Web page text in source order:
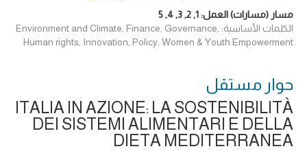
مسار (مسارات) العمل:1
,
2
,
3
,
4
,
5
الكلمات الأساسية: Environment and Climate, Finance, Governance,
Human rights, Innovation, Policy, Women & Youth Empowerment
حوار ‎مستقل
ITALIA IN AZIONE: LA SOSTENIBILITÀ
DEI SISTEMI ALIMENTARI E DELLA
DIETA MEDITERRANEA